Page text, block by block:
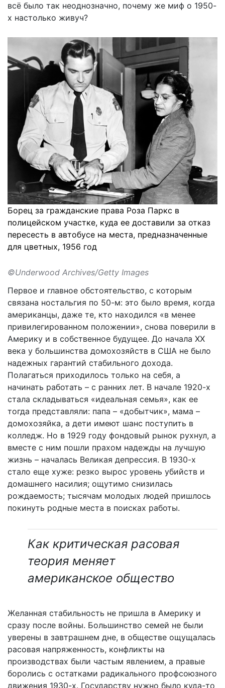
всё было так неоднозначно, почему же миф о 1950-
х настолько живуч?
Борец за гражданские права Роза Паркс в
полицейском участке, куда ее доставили за отказ
пересесть в автобусе на места, предназначенные
для цветных, 1956 год
©Underwood Archives/Getty Images
Первое и главное обстоятельство, с которым
связана ностальгия по 50-м: это было время, когда
американцы, даже те, кто находился «в менее
привилегированном положении», снова поверили в
Америку и в собственное будущее. До начала XX
века у большинства домохозяйств в США не было
надежных гарантий стабильного дохода.
Полагаться приходилось только на себя, а
начинать работать – с ранних лет. В начале 1920-х
стала складываться «идеальная семья», как ее
тогда представляли: папа – «добытчик», мама –
домохозяйка, а дети имеют шанс поступить в
колледж. Но в 1929 году фондовый рынок рухнул, а
вместе с ним пошли прахом надежды на лучшую
жизнь – началась Великая депрессия. В 1930-х
стало еще хуже: резко вырос уровень убийств и
домашнего насилия; ощутимо снизилась
рождаемость; тысячам молодых людей пришлось
покинуть родные места в поисках работы.
Как критическая расовая
теория меняет
американское общество
Желанная стабильность не пришла в Америку и
сразу после войны. Большинство семей не были
уверены в завтрашнем дне, в обществе ощущалась
расовая напряженность, конфликты на
производствах были частым явлением, а правые
боролись с остатками радикального профсоюзного
движения 1930-х. Государству нужно было куда-то